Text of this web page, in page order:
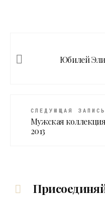
Юбилей
СЛЕДУЮЩАЯ ЗАПИСЬ
Мужская
2013